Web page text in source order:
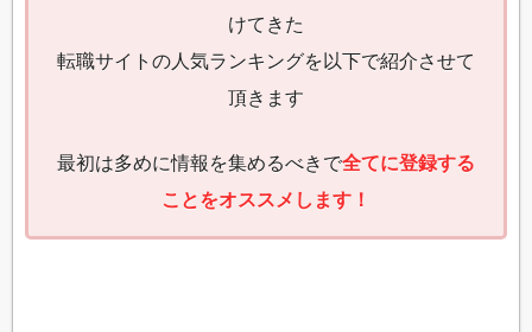
けてきた
転職サイトの人気ランキングを以下で紹介させて
頂きます
最初は多めに情報を集めるべきで全てに登録する
ことをオススメします！